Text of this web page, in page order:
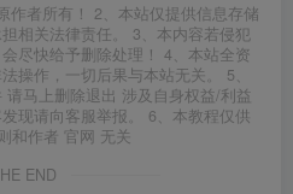
作者所有！ 2、本站仅提供信息存储
相关法律责任。 3、本内容若侵犯
尽快给予删除处理！ 4、本站全资
操作，一切后果与本站无关。 5、
马上删除退出 涉及自身权益/利益
现请向客服举报。 6、本教程仅供
和作者 官网 无关
END